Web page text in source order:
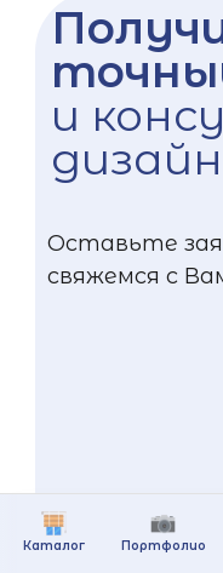
Каталог Портфолио
и
Оставьте
свяжемся с